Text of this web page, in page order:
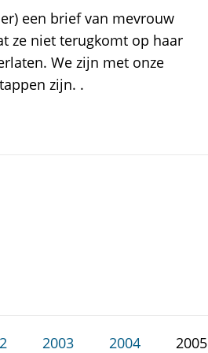
een brief van mevrouw
ze niet terugkomt op haar
We zijn met onze
zijn. .
2003 2004 2005